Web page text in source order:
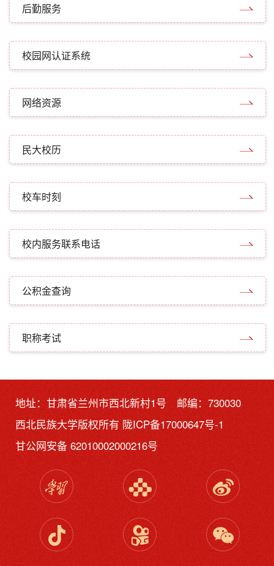
后勤服务
校园网认证系统
网络资源
民大校历
校车时刻
校内服务联系电话
公积金查询
职称考试
地址：甘肃省兰州市西北新村1号 邮编：730030
西北民族大学版权所有 陇ICP备17000647号-1
甘公网安备 62010002000216号